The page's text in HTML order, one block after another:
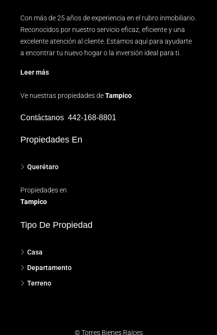
Con más de 25 años de experiencia en el rubro inmobiliario.
Reconocidos por nuestro servicio eficaz, eficiente y una
excelente atención al cliente. Estamos aquí para ayudarte
a encontrar tu nuevo hogar o la inversión ideal para ti.
Leer más
Ve nuestras propiedades deTampico
Contáctanos 442-168-8801
Propiedades En
Querétaro
Propiedades en
Tampico
Tipo De Propiedad
Casa
Departamento
Terreno
© Torres Bienes Raíces